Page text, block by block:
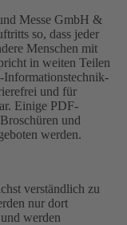
Messe GmbH &
so, dass jeder
Menschen mit
in weiten Teilen
und für
Einige PDF-
und
werden.
verständlich zu
nur dort
werden